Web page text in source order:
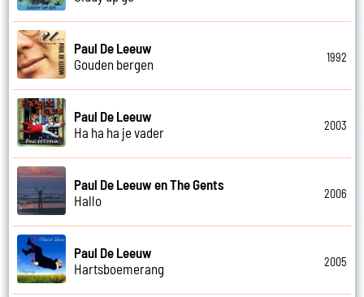
Paul De Leeuw
Gouden bergen
1992
Paul De Leeuw
Ha ha ha je vader
2003
Paul De Leeuw en The Gents
Hallo
2006
Paul De Leeuw
Hartsboemerang
2005